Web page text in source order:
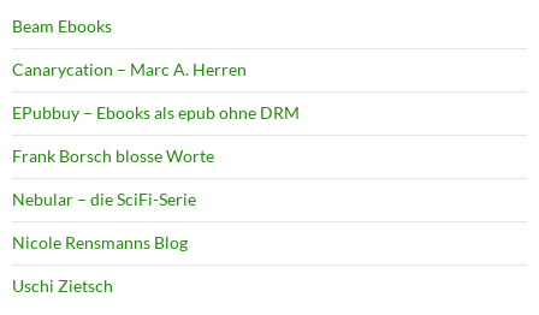
Beam Ebooks
Canarycation – Marc A. Herren
EPubbuy – Ebooks als epub ohne DRM
Frank Borsch blosse Worte
Nebular – die SciFi-Serie
Nicole Rensmanns Blog
Uschi Zietsch